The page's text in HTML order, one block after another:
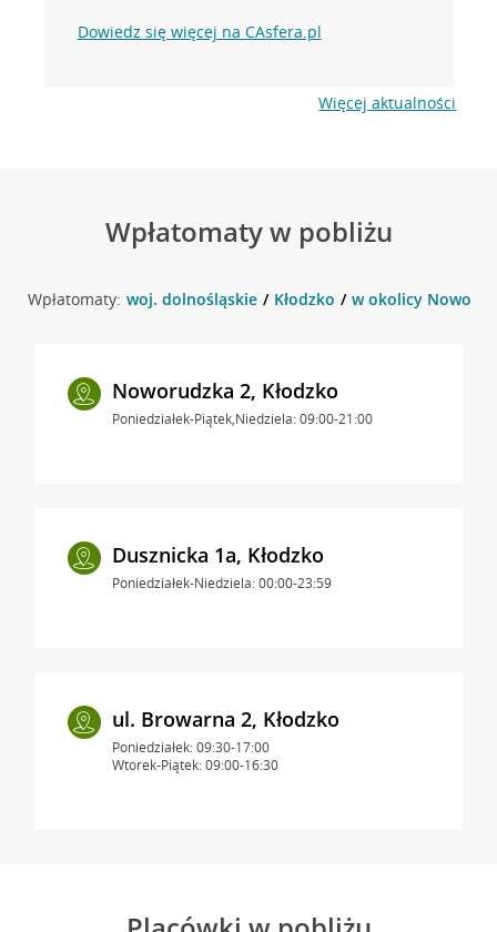
Dowiedz się więcej na CAsfera.pl
Więcej aktualności
Wpłatomaty w pobliżu
Wpłatomaty: woj. dolnośląskie Kłodzko w okolicy
Noworudzka 2, Kłodzko
Poniedziałek-Piątek,Niedziela: 09:00-21:00
Dusznicka 1a, Kłodzko
Poniedziałek-Niedziela: 00:00-23:59
ul. Browarna 2, Kłodzko
Poniedziałek: 09:30-17:00
Wtorek-Piątek: 09:00-16:30